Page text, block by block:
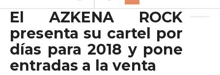
HOMBRE LOBO INTERNACIONAL
El AZKENA ROCK
presenta su cartel por
días para 2018 y pone
entradas a la venta